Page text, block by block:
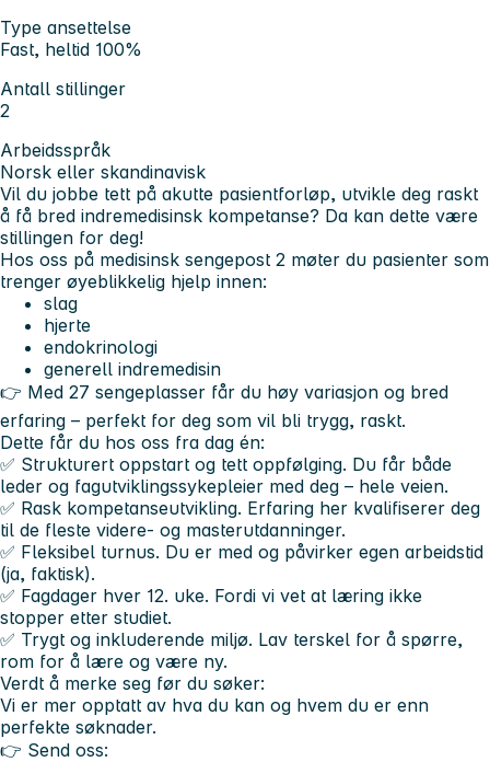
Type ansettelse
Fast, heltid 100%
Antall stillinger
2
Arbeidsspråk
Norsk eller skandinavisk
Vil du jobbe tett på akutte pasientforløp, utvikle deg raskt
å få bred indremedisinsk kompetanse? Da kan dette være
stillingen for deg!
Hos oss på medisinsk sengepost 2 møter du pasienter som
trenger øyeblikkelig hjelp innen:
slag
hjerte
endokrinologi
generell indremedisin
👉 Med 27 sengeplasser får du høy variasjon og bred
erfaring – perfekt for deg som vil bli trygg, raskt.
Dette får du hos oss fra dag én:
✅ Strukturert oppstart og tett oppfølging. Du får både
leder og fagutviklingssykepleier med deg – hele veien.
✅ Rask kompetanseutvikling. Erfaring her kvalifiserer deg
til de fleste videre- og masterutdanninger.
✅ Fleksibel turnus. Du er med og påvirker egen arbeidstid
(ja, faktisk).
✅ Fagdager hver 12. uke. Fordi vi vet at læring ikke
stopper etter studiet.
✅ Trygt og inkluderende miljø. Lav terskel for å spørre,
rom for å lære og være ny.
Verdt å merke seg før du søker:
Vi er mer opptatt av hva du kan og hvem du er enn
perfekte søknader.
👉 Send oss: